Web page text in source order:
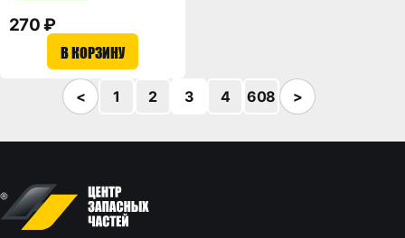
270 ₽
В КОРЗИНУ
< 1 2 3 4 608 >